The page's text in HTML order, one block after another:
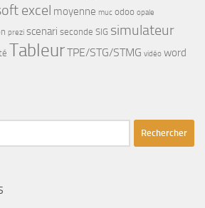
excel moyenne muc odoo opale
prezi scenari seconde SIG simulateur
TableurTPE/STG/STMG vidéo word